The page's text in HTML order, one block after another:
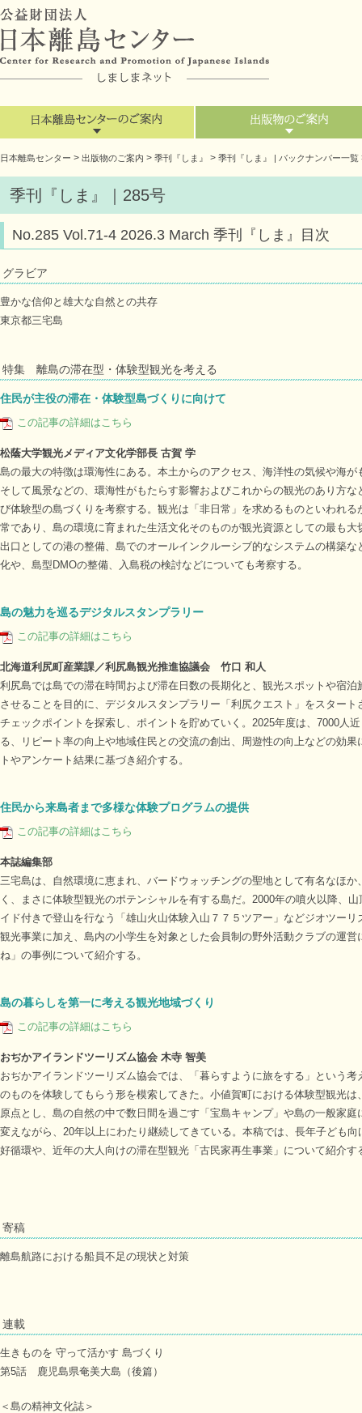
日本離島センター > 出版物のご案内 > 季刊『しま』 > 季刊『しま』 | バックナンバー一覧
季刊『しま』｜285号
No.285 Vol.71-4 2026.3 March 季刊『しま』目次
グラビア
豊かな信仰と雄大な自然との共存
東京都三宅島
特集 離島の滞在型・体験型観光を考える
住民が主役の滞在・体験型島づくりに向けて
この記事の詳細はこちら
松蔭大学観光メディア文化学部長 古賀 学
島の最大の特徴は環海性にある。本土からのアクセス、海洋性の気候や海
そして風景などの、環海性がもたらす影響およびこれからの観光のあり方
び体験型の島づくりを考察する。観光は「非日常」を求めるものといわれ
常であり、島の環境に育まれた生活文化そのものが観光資源としての最も
出口としての港の整備、島でのオールインクルーシブ的なシステムの構築
化や、島型DMOの整備、入島税の検討などについても考察する。
島の魅力を巡るデジタルスタンプラリー
この記事の詳細はこちら
北海道利尻町産業課／利尻島観光推進協議会 竹口 和人
利尻島では島での滞在時間および滞在日数の長期化と、観光スポットや宿
させることを目的に、デジタルスタンプラリー「利尻クエスト」をスター
チェックポイントを探索し、ポイントを貯めていく。2025年度は、7000人
る、リピート率の向上や地域住民との交流の創出、周遊性の向上などの効
トやアンケート結果に基づき紹介する。
住民から来島者まで多様な体験プログラムの提供
この記事の詳細はこちら
本誌編集部
三宅島は、自然環境に恵まれ、バードウォッチングの聖地として有名なほ
く、まさに体験型観光のポテンシャルを有する島だ。2000年の噴火以降、
イド付きで登山を行なう「雄山火山体験入山７７５ツアー」などジオツー
観光事業に加え、島内の小学生を対象とした会員制の野外活動クラブの運
ね」の事例について紹介する。
島の暮らしを第一に考える観光地域づくり
この記事の詳細はこちら
おぢかアイランドツーリズム協会 木寺 智美
おぢかアイランドツーリズム協会では、「暮らすように旅をする」という
のものを体験してもらう形を模索してきた。小値賀町における体験型観光
原点とし、島の自然の中で数日間を過ごす「宝島キャンプ」や島の一般家
変えながら、20年以上にわたり継続してきている。本稿では、長年子ども
好循環や、近年の大人向けの滞在型観光「古民家再生事業」について紹介す
寄稿
離島航路における船員不足の現状と対策
連載
生きものを 守って活かす 島づくり
第5話 鹿児島県奄美大島（後篇）
＜島の精神文化誌＞